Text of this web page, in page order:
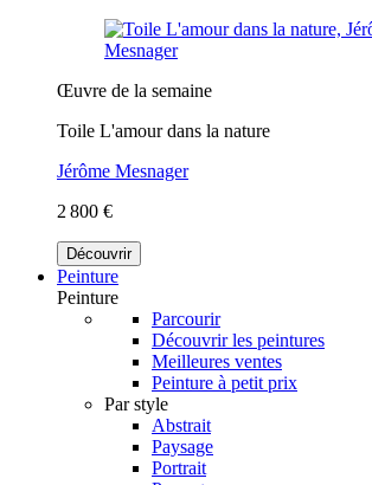
Œuvre de la semaine
Toile L'amour dans la nature
Jérôme Mesnager
2 800 €
Découvrir
Peinture
Peinture
Parcourir
Découvrir les peintures
Meilleures ventes
Peinture à petit prix
Par style
Abstrait
Paysage
Portrait